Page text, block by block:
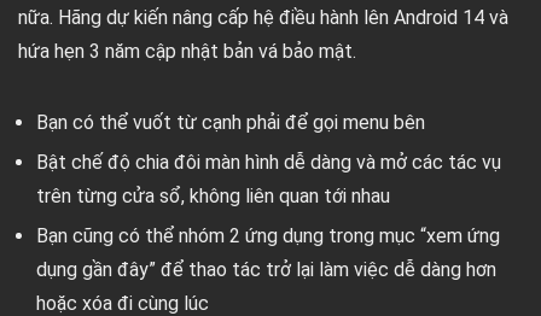
nữa. Hãng dự kiến nâng cấp hệ điều hành lên Android 14 và
hứa hẹn 3 năm cập nhật bản vá bảo mật.
Bạn có thể vuốt từ cạnh phải để gọi menu bên
Bật chế độ chia đôi màn hình dễ dàng và mở các tác vụ
trên từng cửa sổ, không liên quan tới nhau
Bạn cũng có thể nhóm 2 ứng dụng trong mục “xem ứng
dụng gần đây” để thao tác trở lại làm việc dễ dàng hơn
hoặc xóa đi cùng lúc